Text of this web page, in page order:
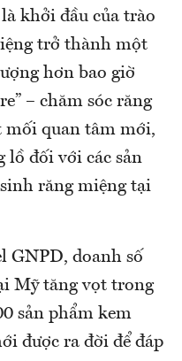
khởi đầu của trào
trở thành một
hơn bao giờ
– chăm sóc răng
mối quan tâm mới,
lồ đối với các sản
răng miệng tại
GNPD, doanh số
Mỹ tăng vọt trong
sản phẩm kem
được ra đời để đáp